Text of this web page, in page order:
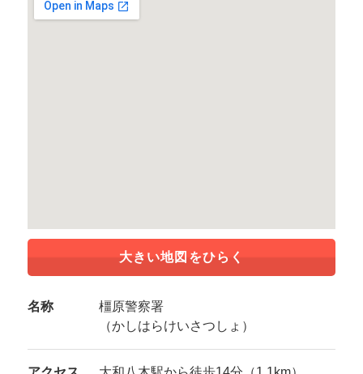
大きい地図をひらく
名称
橿原警察署
（かしはらけいさつしょ）